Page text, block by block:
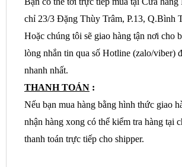
chỉ 23/3 Đặng Thùy Trâm, P.13, Q.Bình
Hoặc chúng tôi sẽ giao hàng tận nơi cho
lòng nhắn tin qua số Hotline (zalo/viber)
nhanh nhất.
THANH TOÁN :
Nếu bạn mua hàng bằng hình thức giao
nhận hàng xong có thể kiểm tra hàng tại
thanh toán trực tiếp cho shipper.